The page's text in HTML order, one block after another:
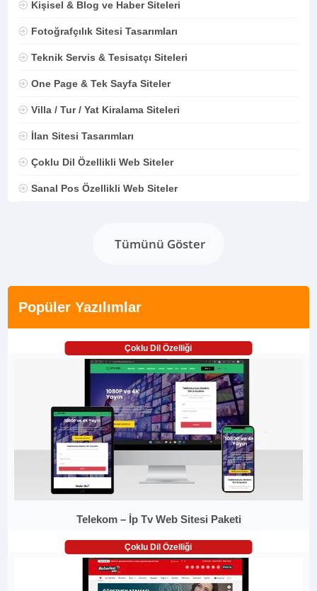
Kişisel & Blog ve Haber Siteleri
Fotoğrafçılık Sitesi Tasarımları
Teknik Servis & Tesisatçı Siteleri
One Page & Tek Sayfa Siteler
Villa / Tur / Yat Kiralama Siteleri
İlan Sitesi Tasarımları
Çoklu Dil Özellikli Web Siteler
Sanal Pos Özellikli Web Siteler
Tümünü Göster
Popüler Yazılımlar
Çoklu Dil Özelliği
Telekom – İp Tv Web Sitesi Paketi
Çoklu Dil Özelliği